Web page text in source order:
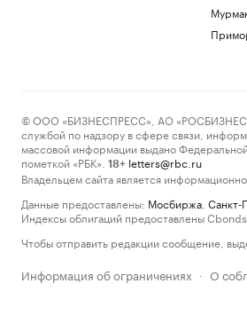
© ООО «БИЗНЕСПРЕСС», АО
службой по надзору в сфере связи,
массовой информации выдано
пометкой «РБК».
18+ letters@rbc.ru
Владельцем сайта является
Данные предоставлены: Мосбиржа Санкт-
Индексы облигаций предоставлены Cbonds.
Чтобы отправить редакции сообщение,
Информация об ограничениях · О